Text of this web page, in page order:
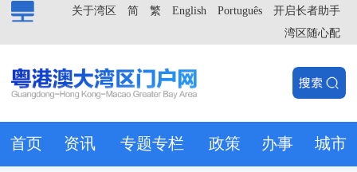
开启长者助手
Português
English
繁
简
关于湾区
湾区随心配
首页 资讯 专题专栏 政策 办事 城市